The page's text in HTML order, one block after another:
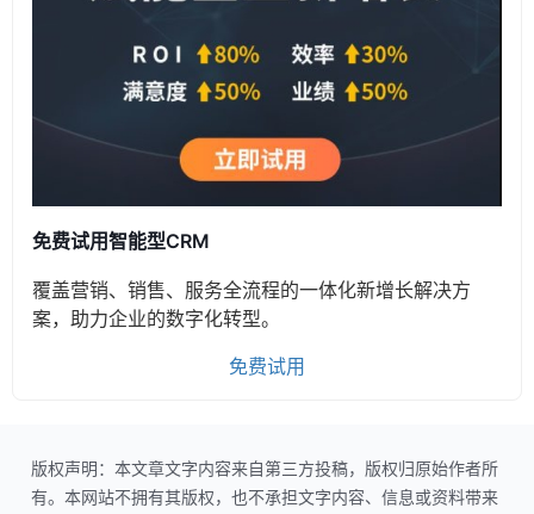
免费试用智能型CRM
覆盖营销、销售、服务全流程的一体化新增长解决方
案，助力企业的数字化转型。
免费试用
版权声明：本文章文字内容来自第三方投稿，版权归原始作者所
有。本网站不拥有其版权，也不承担文字内容、信息或资料带来